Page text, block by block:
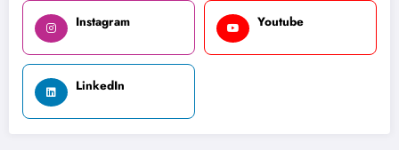
Instagram Youtube
LinkedIn